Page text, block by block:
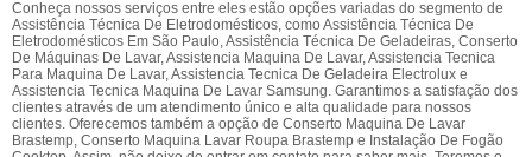
Conheça nossos serviços entre eles estão opções variadas do segmento de
Assistência Técnica De Eletrodomésticos, como Assistência Técnica De
Eletrodomésticos Em São Paulo, Assistência Técnica De Geladeiras, Conserto
De Máquinas De Lavar, Assistencia Maquina De Lavar, Assistencia Tecnica
Para Maquina De Lavar, Assistencia Tecnica De Geladeira Electrolux e
Assistencia Tecnica Maquina De Lavar Samsung. Garantimos a satisfação dos
clientes através de um atendimento único e alta qualidade para nossos
clientes. Oferecemos também a opção de Conserto Maquina De Lavar
Brastemp, Conserto Maquina Lavar Roupa Brastemp e Instalação De Fogão